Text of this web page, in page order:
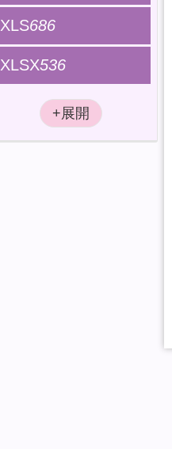
XLS686
XLSX536